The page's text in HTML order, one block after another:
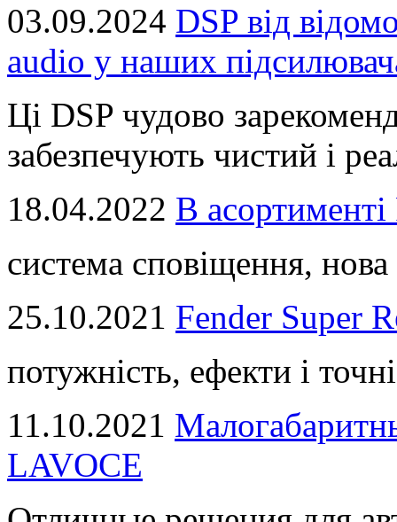
03.09.2024 DSP від
audio у наших
Ці DSP чудово
забезпечують чистий і
18.04.2022 В
система сповіщення,
25.10.2021 Fender Super
потужність, ефекти і
11.10.2021
LAVOCE